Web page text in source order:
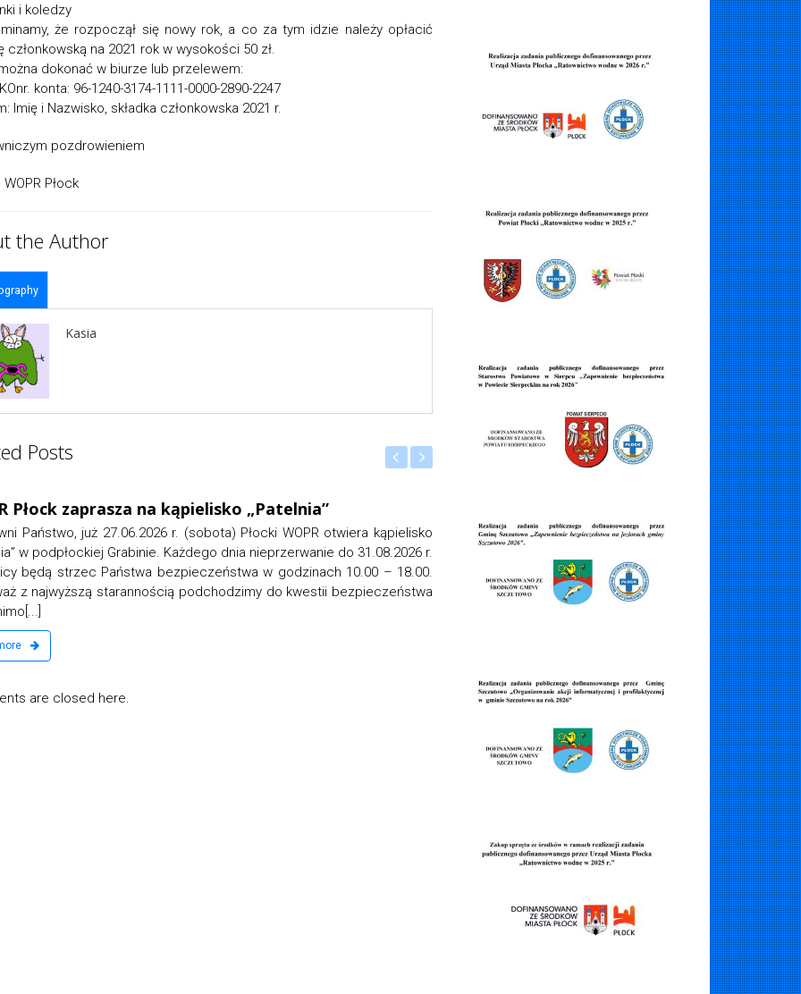
i koledzy
że rozpoczął się nowy rok, a co za tym idzie należy opłacić
członkowską na 2021 rok w wysokości 50 zł.
dokonać w biurze lub przelewem:
konta: 96-1240-3174-1111-0000-2890-2247
Imię i Nazwisko, składka członkowska 2021 r.
pozdrowieniem
Płock
the Author
Kasia
Posts
otwiera kąpielisko
do 31.08.2026 r.
10.00 – 18.00.
bezpieczeństwa
Kasia Chociemska
Szkolenie na patent sternika motoprowodnego
Serdecznie zapraszamy do udziału w szkoleniu na patent Sternika
motorowodnego Wykwalifikowane kadra i spora dawka wiedzy Zajęcia
teoretyczne termin 22-24 czerwca r. Egzamin 29 czerwca 2026 r. od godz.
16.00 Osoby zainteresowane prosimy o e-mail na adres:
biuro@woprplock.pl
are closed here.